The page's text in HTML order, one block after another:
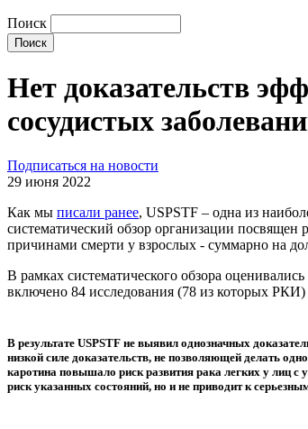
Поиск
Нет доказательств
сосудистых
Подписаться на новости
29 июня 2022
Как мы писали ранее, USPSTF – одна из
систематический обзор организации
причинами смерти у взрослых - суммарно на
В рамках систематического обзора
включено 84 исследования (78 из которых РКИ)
В результате USPSTF не выявил однозначных
низкой силе доказательств, не позволяющей делать
каротина повышало риск развития рака легких у лиц
риск указанных состояний, но и не приводит к